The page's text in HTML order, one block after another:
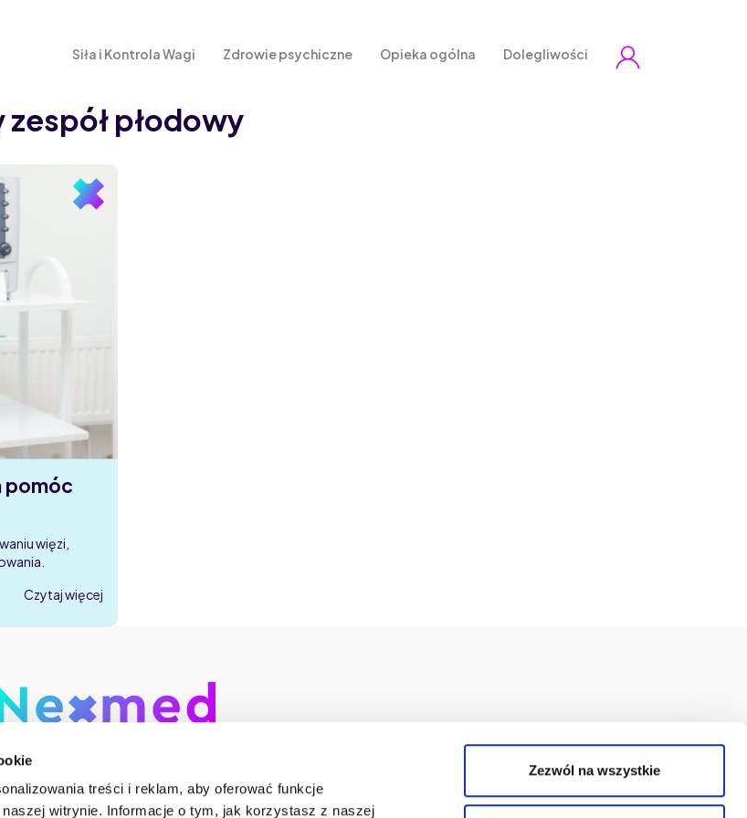
treści i reklam, aby oferować funkcje
witrynie. Informacje o tym, jak korzystasz z naszej
Zezwól na wszystkie
Siła i Kontrola Wagi Zdrowie psychiczne Opieka ogólna Dolegliwości
płodowy
pomóc
więzi,
Czytaj więcej
Centrum Medyczne Online jest podmiotem leczniczym
działalność leczniczą pod numerem: 000000272609.